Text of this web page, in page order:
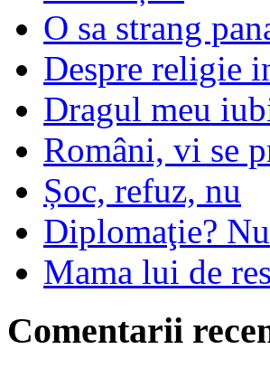
O sa strang
Despre religie
Dragul meu
Români, vi se
Șoc, refuz, nu
Diplomaţie?
Mama lui de
Comentarii